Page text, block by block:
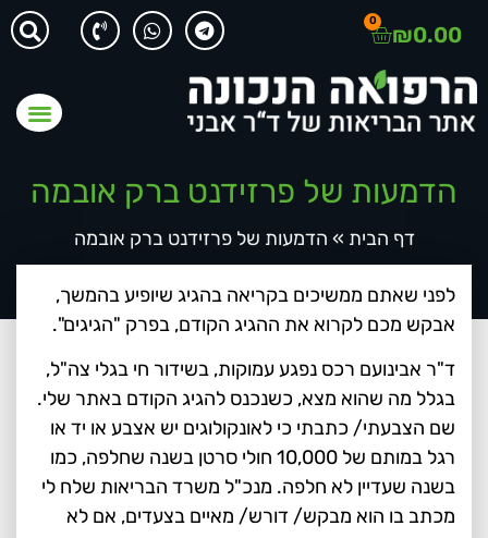
₪0.00
0
הדמעות של פרזידנט ברק אובמה
דף הבית » הדמעות של פרזידנט ברק אובמה
לפני שאתם ממשיכים בקריאה בהגיג שיופיע בהמשך,
אבקש מכם לקרוא את ההגיג הקודם, בפרק "הגיגים".
ד"ר אבינועם רכס נפגע עמוקות, בשידור חי בגלי צה"ל,
בגלל מה שהוא מצא, כשנכנס להגיג הקודם באתר שלי.
שם הצבעתי/ כתבתי כי לאונקולוגים יש אצבע או יד או
רגל במותם של 10,000 חולי סרטן בשנה שחלפה, כמו
בשנה שעדיין לא חלפה. מנכ"ל משרד הבריאות שלח לי
מכתב בו הוא מבקש/ דורש/ מאיים בצעדים, אם לא